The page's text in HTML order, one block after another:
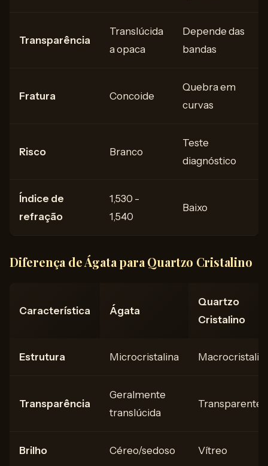
Transparência
Translúcida
a opaca
Depende das
bandas
Fratura Concoide
Quebra em
curvas
Risco Branco
Teste
diagnóstico
Índice de
refração
1,530 -
1,540
Baixo
Diferença de Ágata para Quartzo Cristalino
Característica Ágata
Quartzo
Cristalino
Estrutura Microcristalina
Transparência
Geralmente
translúcida
Transparente
Brilho Céreo/sedoso Vítreo